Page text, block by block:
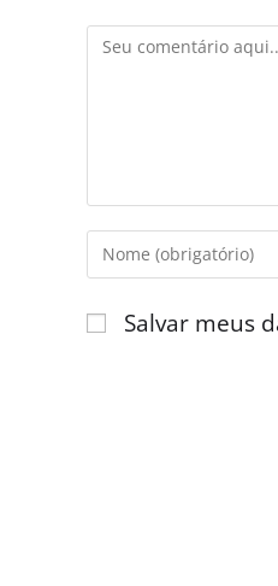
Salvar meus